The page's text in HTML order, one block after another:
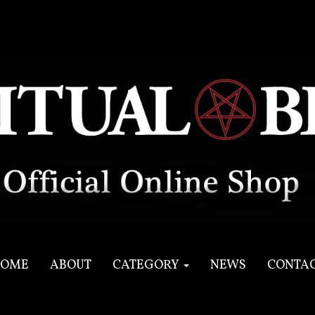
ABOUT CATEGORY NEWS